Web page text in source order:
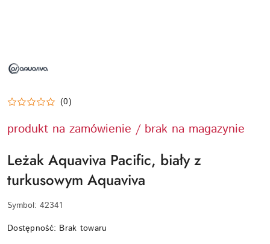
AQUAVIVA
(0)
produkt na zamówienie / brak na magazynie
Leżak Aquaviva Pacific, biały z
turkusowym Aquaviva
Symbol: 42341
Dostępność: Brak towaru